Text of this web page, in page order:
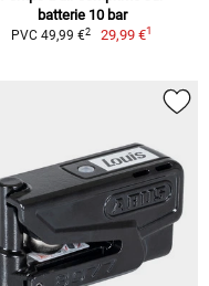
batterie 10 bar
PVC 49,99 €2 29,99 €1